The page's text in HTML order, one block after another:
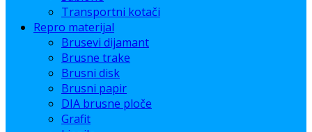
Transportni kotači
Repro materijal
Brusevi dijamant
Brusne trake
Brusni disk
Brusni papir
DIA brusne ploče
Grafit